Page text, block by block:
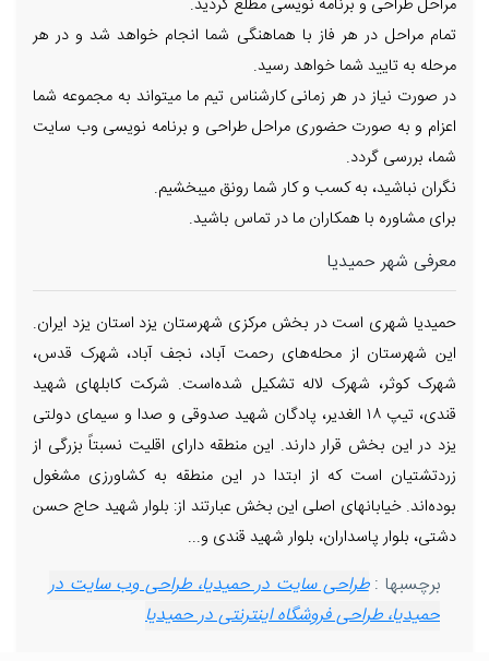
مراحل طراحی و برنامه نویسی مطلع گردید.
تمام مراحل در هر فاز با هماهنگی شما انجام خواهد شد و در هر
مرحله به تایید شما خواهد رسید.
در صورت نیاز در هر زمانی کارشناس تیم ما میتواند به مجموعه شما
اعزام و به صورت حضوری مراحل طراحی و برنامه نویسی وب سایت
شما، بررسی گردد.
نگران نباشید، به کسب و کار شما رونق میبخشیم.
برای مشاوره با همکاران ما در تماس باشید.
معرفی شهر حمیدیا
حمیدیا شهری است در بخش مرکزی شهرستان یزد استان یزد ایران.
این شهرستان از محله‌های رحمت آباد، نجف آباد، شهرک قدس،
شهرک کوثر، شهرک لاله تشکیل شده‌است. شرکت کابلهای شهید
قندی، تیپ ۱۸ الغدیر، پادگان شهید صدوقی و صدا و سیمای دولتی
یزد در این بخش قرار دارند. این منطقه دارای اقلیت نسبتاً بزرگی از
زردتشتیان است که از ابتدا در این منطقه به کشاورزی مشغول
بوده‌اند. خیابانهای اصلی این بخش عبارتند از: بلوار شهید حاج حسن
دشتی، بلوار پاسداران، بلوار شهید قندی و...
برچسبها :طراحی سایت در حمیدیا، طراحی وب سایت در
حمیدیا، طراحی فروشگاه اینترنتی در حمیدیا